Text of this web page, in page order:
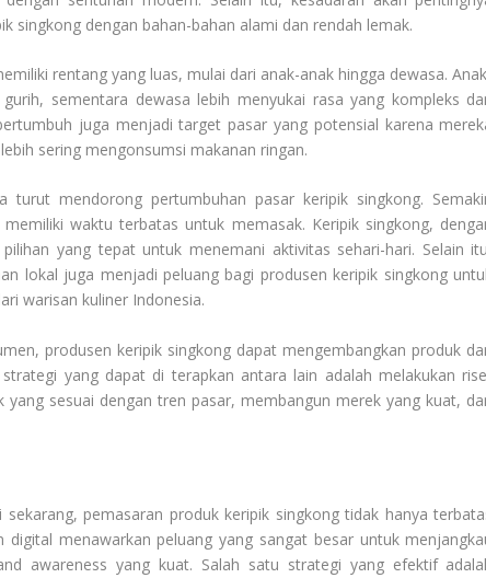
singkong dengan bahan-bahan alami dan rendah lemak.
rentang yang luas, mulai dari anak-anak hingga dewasa.
sementara dewasa lebih menyukai rasa yang kompleks
juga menjadi target pasar yang potensial karena
sering mengonsumsi makanan ringan.
turut mendorong pertumbuhan pasar keripik singkong.
waktu terbatas untuk memasak. Keripik singkong,
yang tepat untuk menemani aktivitas sehari-hari. Selain
lokal juga menjadi peluang bagi produsen keripik singkong
warisan kuliner Indonesia.
produsen keripik singkong dapat mengembangkan produk
yang dapat di terapkan antara lain adalah melakukan
sesuai dengan tren pasar, membangun merek yang kuat,
pemasaran produk keripik singkong tidak hanya
menawarkan peluang yang sangat besar untuk
awareness yang kuat. Salah satu strategi yang efektif